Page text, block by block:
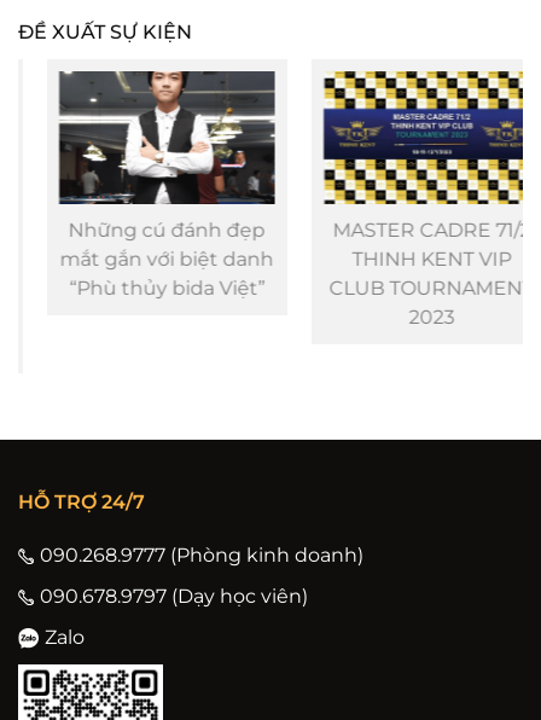
ĐỀ XUẤT SỰ KIỆN
Những cú đánh đẹp
mắt gắn với biệt danh
“Phù thủy bida Việt”
MASTER CADRE 71/2
THINH KENT VIP
CLUB TOURNAMENT
2023
HỖ TRỢ 24/7
090.268.9777 (Phòng kinh doanh)
090.678.9797 (Dạy học viên)
Zalo